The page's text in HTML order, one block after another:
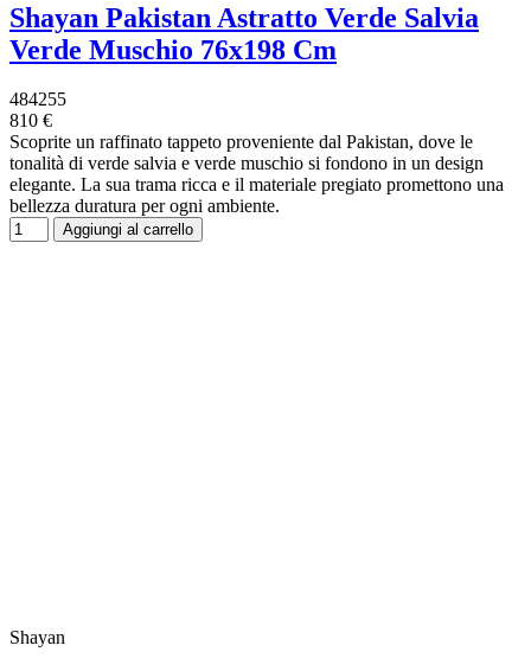
Shayan Pakistan Astratto Verde Salvia
Verde Muschio 76x198 Cm
484255
810 €
Scoprite un raffinato tappeto proveniente dal Pakistan, dove le
tonalità di verde salvia e verde muschio si fondono in un design
elegante. La sua trama ricca e il materiale pregiato promettono una
bellezza duratura per ogni ambiente.
Aggiungi al carrello
Shayan